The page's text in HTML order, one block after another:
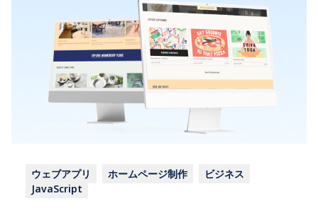
ウェブアプリ ホームページ制作
ビジネス
JavaScript